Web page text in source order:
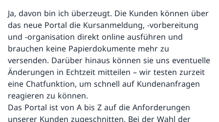
Ja, davon bin ich überzeugt. Die Kunden können über
das neue Portal die Kursanmeldung, -vorbereitung
und -organisation direkt online ausführen und
brauchen keine Papierdokumente mehr zu
versenden. Darüber hinaus können sie uns eventuelle
Änderungen in Echtzeit mitteilen – wir testen zurzeit
eine Chatfunktion, um schnell auf Kundenanfragen
reagieren zu können.
Das Portal ist von A bis Z auf die Anforderungen
unserer Kunden zugeschnitten. Bei der Wahl der